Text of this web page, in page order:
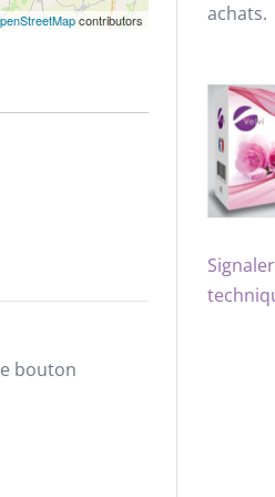
contributors
bouton
achats.